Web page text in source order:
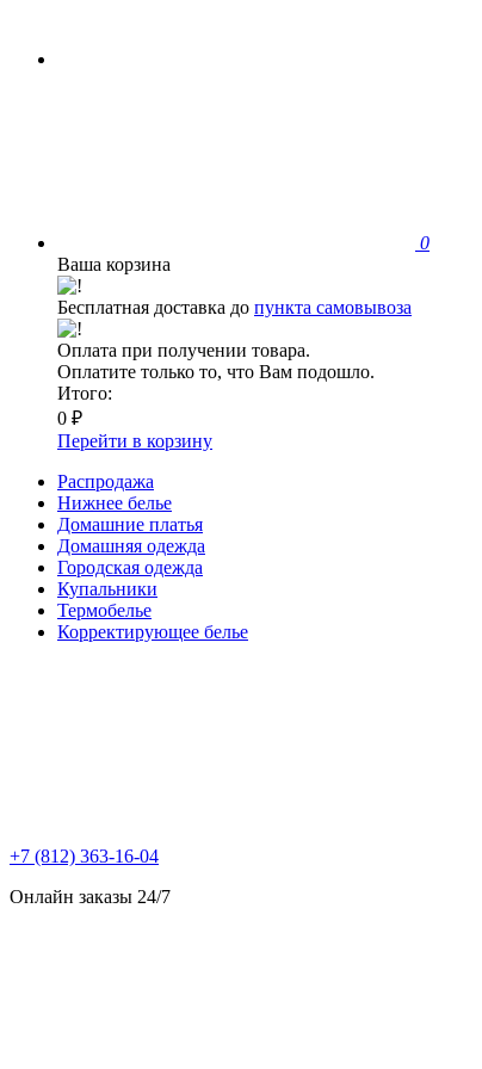
0
Ваша корзина
Бесплатная доставка до пункта самовывоза
Оплата при получении товара.
Оплатите только то, что Вам подошло.
Итого:
0 ₽
Перейти в корзину
Распродажа
Нижнее белье
Домашние платья
Домашняя одежда
Городская одежда
Купальники
Термобелье
Корректирующее белье
+7 (812) 363-16-04
Онлайн заказы 24/7